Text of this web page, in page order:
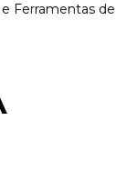
Ferramentas de